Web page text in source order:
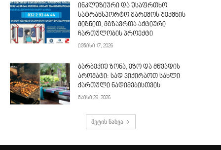
ინკლუზიური და უსაფრთხო
სატრანსპორტო გარემოს შექმნის
მიზნით, მგზავრთა აქტიური
ჩართულობის პროექტი
ივნისი 17, 2026
ბარბექიუ ზონა, ეზო და მწვადის
არომატი: სად ვიქირაოთ სახლი
ქართული ნადიმებისთვის
მაისი 29, 2026
მეტის ნახვა